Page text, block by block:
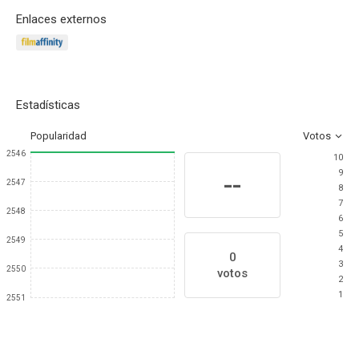
Enlaces externos
Estadísticas
Popularidad Votos
2546
2547
2548
2549
2550
2551
--
0
votos
10
9
8
7
6
5
4
3
2
1